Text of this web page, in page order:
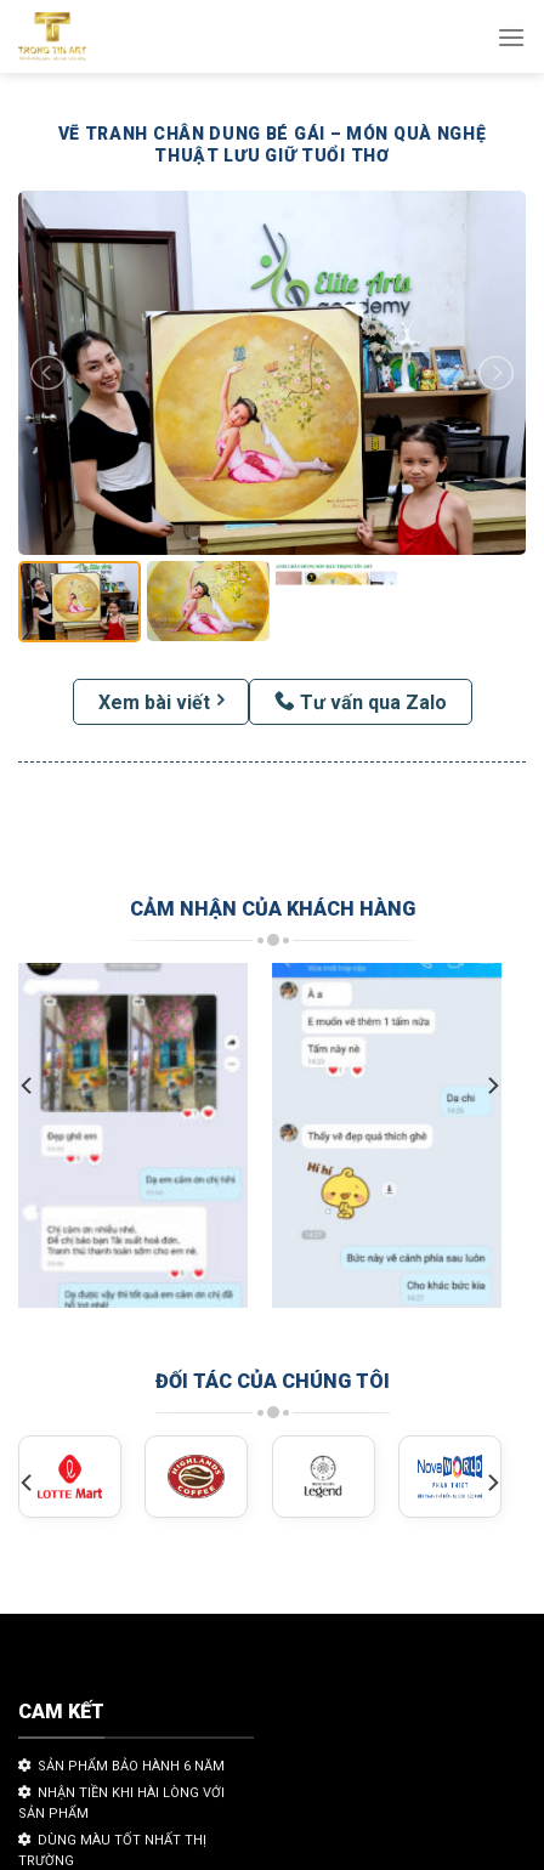
qua
VẼ TRANH CHÂN DUNG BÉ GÁI – MÓN QUÀ NGHỆ
THUẬT LƯU GIỮ TUỔI THƠ
Xem bài viết Tư vấn qua Zalo
CẢM NHẬN CỦA KHÁCH HÀNG
ĐỐI TÁC CỦA CHÚNG TÔI
CAM KẾT
SẢN PHẨM BẢO HÀNH 6 NĂM
NHẬN TIỀN KHI HÀI LÒNG VỚI
SẢN PHẨM
DÙNG MÀU TỐT NHẤT THỊ
TRƯỜNG